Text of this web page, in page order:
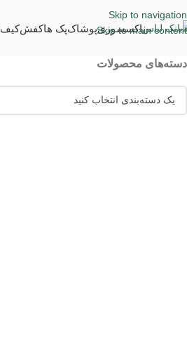
Skip to navigation
Skip to main content
اکسسوریپوشاکپک هاکفشکیف
دسته‌های محصولات